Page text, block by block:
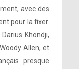
avec des
pour la fixer.
Khondji,
Allen, et
presque